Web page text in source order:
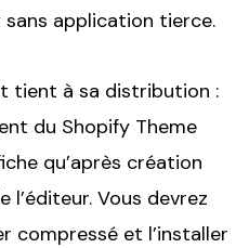
application tierce.
tient à sa distribution :
du Shopify Theme
qu’après création
l’éditeur. Vous devrez
compressé et l’installer